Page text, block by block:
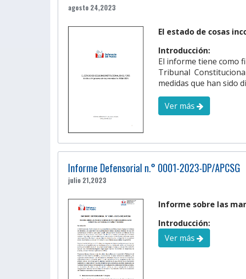
agosto 24,2023
El estado de cosas
Introducción:
El informe tiene como
Tribunal
medidas que han sido
Ver más
Informe Defensorial n.° 0001-2023-DP/APCSG
julio 21,2023
Informe sobre las
Introducción:
Ver más